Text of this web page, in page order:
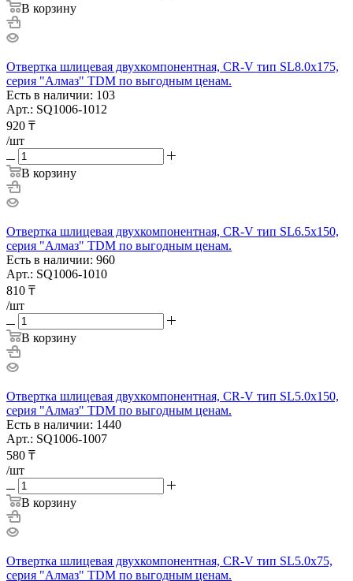
В корзину
Отвертка шлицевая двухкомпонентная, CR-V тип SL8.0x175,
серия "Алмаз" TDM по выгодным ценам.
Есть в наличии: 103
Арт.: SQ1006-1012
920 ₸
/шт
В корзину
Отвертка шлицевая двухкомпонентная, CR-V тип SL6.5x150,
серия "Алмаз" TDM по выгодным ценам.
Есть в наличии: 960
Арт.: SQ1006-1010
810 ₸
/шт
В корзину
Отвертка шлицевая двухкомпонентная, CR-V тип SL5.0x150,
серия "Алмаз" TDM по выгодным ценам.
Есть в наличии: 1440
Арт.: SQ1006-1007
580 ₸
/шт
В корзину
Отвертка шлицевая двухкомпонентная, CR-V тип SL5.0x75,
серия "Алмаз" TDM по выгодным ценам.